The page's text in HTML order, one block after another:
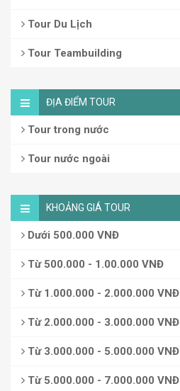
Tour Du Lịch
Tour Teambuilding
ĐỊA ĐIỂM TOUR
Tour trong nước
Tour nước ngoài
KHOẢNG GIÁ TOUR
Dưới 500.000 VNĐ
Từ 500.000 - 1.00.000 VNĐ
Từ 1.000.000 - 2.000.000 VNĐ
Từ 2.000.000 - 3.000.000 VNĐ
Từ 3.000.000 - 5.000.000 VNĐ
Từ 5.000.000 - 7.000.000 VNĐ